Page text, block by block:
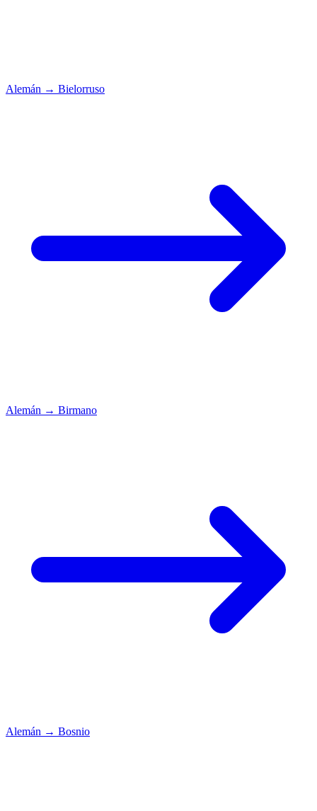
Alemán → Bielorruso
Alemán → Birmano
Alemán → Bosnio